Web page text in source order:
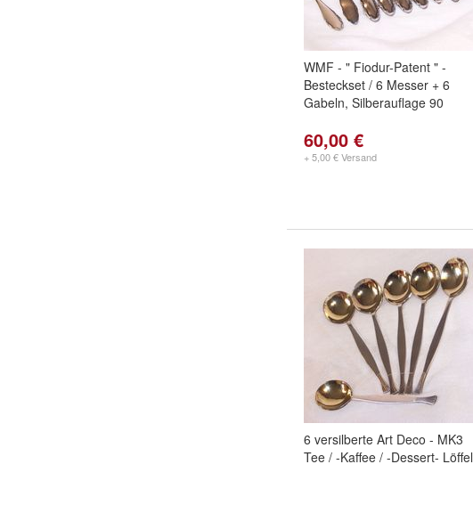
WMF - " Fiodur-Patent " -
Besteckset / 6 Messer + 6
Gabeln, Silberauflage 90
60,00 €
+ 5,00 € Versand
6 versilberte Art Deco - MK3
Tee / -Kaffee / -Dessert- Löffel